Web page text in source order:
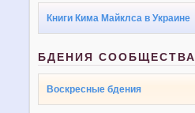
Книги Кима Майклса в Украине
БДЕНИЯ СООБЩЕСТВА
Воскресные бдения